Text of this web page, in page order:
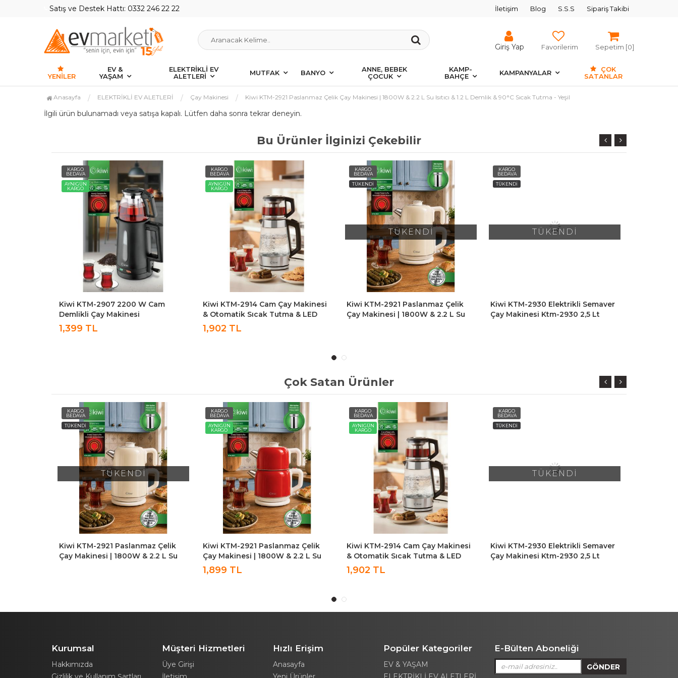
Satış ve Destek Hattı: 0332 246 22 22 İletişim Blog S.S.S Sipariş Takibi
Giriş Yap Favorilerim Sepetim [0]
YENILER
EV &
YAŞAM
ELEKTRİKLİ EV
ALETLERİ
MUTFAK BANYO
ANNE, BEBEK
ÇOCUK
KAMP-
BAHÇE
KAMPANYALAR
ÇOK
SATANLAR
Anasayfa ELEKTRİKLİ EV ALETLERİ Çay Makinesi Kiwi KTM-2921 Paslanmaz Çelik Çay Makinesi | 1800W & 2.2 L Su Isıtıcı & 1.2 L Demlik & 90°C Sıcak Tutma - Yeşil
İlgili ürün bulunamadı veya satışa kapalı. Lütfen daha sonra tekrar deneyin.
Bu Ürünler İlginizi Çekebilir
KARGO
BEDAVA
AYNIGÜN
KARGO
Kiwi KTM-2907 2200 W Cam
Demlikli Çay Makinesi
1,399 TL
KARGO
BEDAVA
AYNIGÜN
KARGO
Kiwi KTM-2914 Cam Çay Makinesi
& Otomatik Sıcak Tutma & LED
Göstergeli & 1,8 Lt
1,902 TL
KARGO
BEDAVA
TÜKENDİ
TÜKENDİ
Kiwi KTM-2921 Paslanmaz Çelik
Çay Makinesi | 1800W & 2.2 L Su
KARGO
BEDAVA
TÜKENDİ
TÜKENDİ
Kiwi KTM-2930 Elektrikli Semaver
Çay Makinesi Ktm-2930 2,5 Lt
Çok Satan Ürünler
KARGO
BEDAVA
TÜKENDİ
TÜKENDİ
Kiwi KTM-2921 Paslanmaz Çelik
Çay Makinesi | 1800W & 2.2 L Su
KARGO
BEDAVA
AYNIGÜN
KARGO
Kiwi KTM-2921 Paslanmaz Çelik
Çay Makinesi | 1800W & 2.2 L Su
Isıtıcı & 1.2 L Demlik & 90°C Sıcak
Tutma - Kırmızı
1,899 TL
KARGO
BEDAVA
AYNIGÜN
KARGO
Kiwi KTM-2914 Cam Çay Makinesi
& Otomatik Sıcak Tutma & LED
Göstergeli & 1,8 Lt
1,902 TL
KARGO
BEDAVA
TÜKENDİ
TÜKENDİ
Kiwi KTM-2930 Elektrikli Semaver
Çay Makinesi Ktm-2930 2,5 Lt
Kurumsal
Hakkımızda
Müşteri Hizmetleri
Üye Girişi
Hızlı Erişim
Anasayfa
Popüler Kategoriler
EV & YAŞAM
E-Bülten Aboneliği